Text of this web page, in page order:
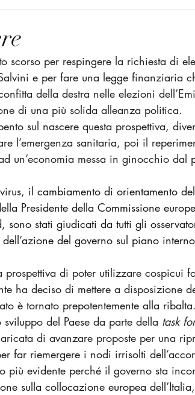
scorso per respingere la richiesta di
e per fare una legge finanziaria
della destra nelle elezioni
di una più solida alleanza politica.
sul nascere questa prospettiva,
l’emergenza sanitaria, poi il
un’economia messa in ginocchio dal
, il cambiamento di orientamento
Presidente della Commissione
sono stati giudicati da tutti gli
del governo sul piano
prospettiva di poter utilizzare cospicui
ha deciso di mettere a disposizione
è tornato prepotentemente alla
del Paese da parte della task
di avanzare proposte per una
far riemergere i nodi irrisolti
più evidente perché il governo sta
sulla collocazione europea